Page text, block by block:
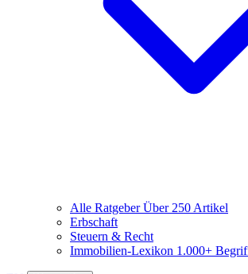
Alle RatgeberÜber 250 Artikel
Erbschaft
Steuern & Recht
Immobilien-Lexikon 1.000+